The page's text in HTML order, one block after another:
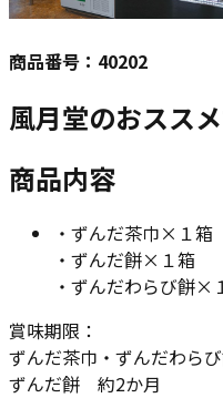
商品番号： 40202
風月堂のおスス
商品内容
・ずんだ茶巾×１箱
・ずんだ餅×１箱
・ずんだわらび餅×
賞味期限：
ずんだ茶巾・ずんだわら
ずんだ餅 約2か月